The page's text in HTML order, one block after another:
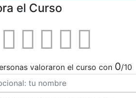
el Curso
valoraron el curso con 0/10